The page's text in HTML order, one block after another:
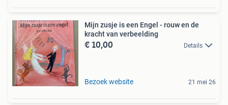
Mijn zusje is een Engel - rouw en de
kracht van verbeelding
€ 10,00 Details
Bezoek website 21 mei 26